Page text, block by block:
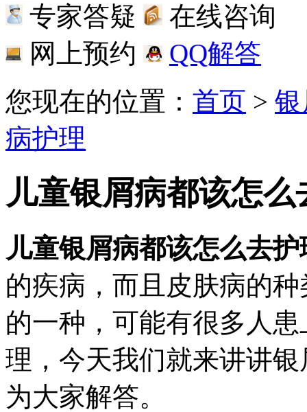
专家答疑
在线咨询
网上预约
QQ解答
您现在的位置： 首页 >
病护理
儿童银屑病都该怎么
儿童银屑病都该怎么去护
的疾病，而且皮肤病的
的一种，可能有很多人
理，今天我们就来讲讲
为大家解答。